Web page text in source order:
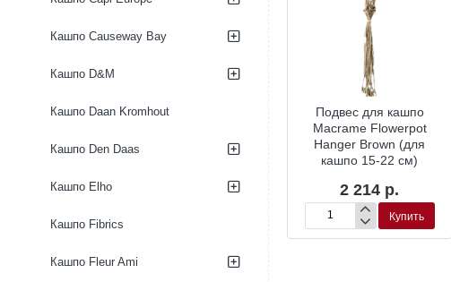
Кашпо Causeway Bay
Кашпо D&M
Кашпо Daan Kromhout
Кашпо Den Daas
Кашпо Elho
Кашпо Fibrics
Кашпо Fleur Ami
Подвес для кашпо
Macrame Flowerpot
Hanger Brown (для
кашпо 15-22 см)
2 214 р.
Подвес
для
Купить